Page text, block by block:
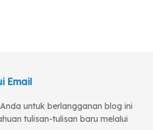
Email
untuk berlangganan blog ini
tulisan-tulisan baru melalui